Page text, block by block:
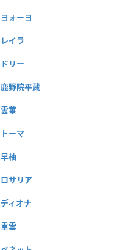
ヨォーヨ
レイラ
ドリー
鹿野院平蔵
雲菫
トーマ
早柚
ロサリア
ディオナ
重雲